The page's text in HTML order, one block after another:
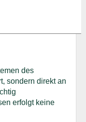
des
sondern direkt an
erfolgt keine